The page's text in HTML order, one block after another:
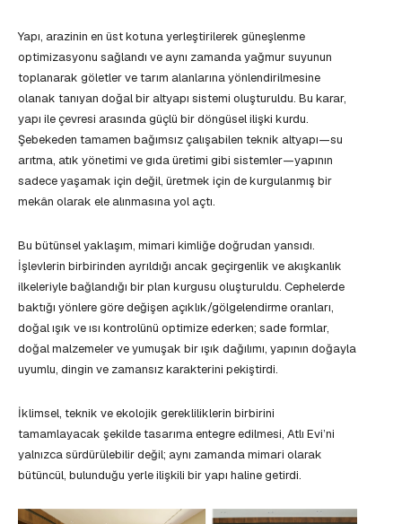
Yapı, arazinin en üst kotuna yerleştirilerek güneşlenme
optimizasyonu sağlandı ve aynı zamanda yağmur suyunun
toplanarak göletler ve tarım alanlarına yönlendirilmesine
olanak tanıyan doğal bir altyapı sistemi oluşturuldu. Bu karar,
yapı ile çevresi arasında güçlü bir döngüsel ilişki kurdu.
Şebekeden tamamen bağımsız çalışabilen teknik altyapı—su
arıtma, atık yönetimi ve gıda üretimi gibi sistemler—yapının
sadece yaşamak için değil, üretmek için de kurgulanmış bir
mekân olarak ele alınmasına yol açtı.
Bu bütünsel yaklaşım, mimari kimliğe doğrudan yansıdı.
İşlevlerin birbirinden ayrıldığı ancak geçirgenlik ve akışkanlık
ilkeleriyle bağlandığı bir plan kurgusu oluşturuldu. Cephelerde
baktığı yönlere göre değişen açıklık/gölgelendirme oranları,
doğal ışık ve ısı kontrolünü optimize ederken; sade formlar,
doğal malzemeler ve yumuşak bir ışık dağılımı, yapının doğayla
uyumlu, dingin ve zamansız karakterini pekiştirdi.
İklimsel, teknik ve ekolojik gerekliliklerin birbirini
tamamlayacak şekilde tasarıma entegre edilmesi, Atlı Evi’ni
yalnızca sürdürülebilir değil; aynı zamanda mimari olarak
bütüncül, bulunduğu yerle ilişkili bir yapı haline getirdi.